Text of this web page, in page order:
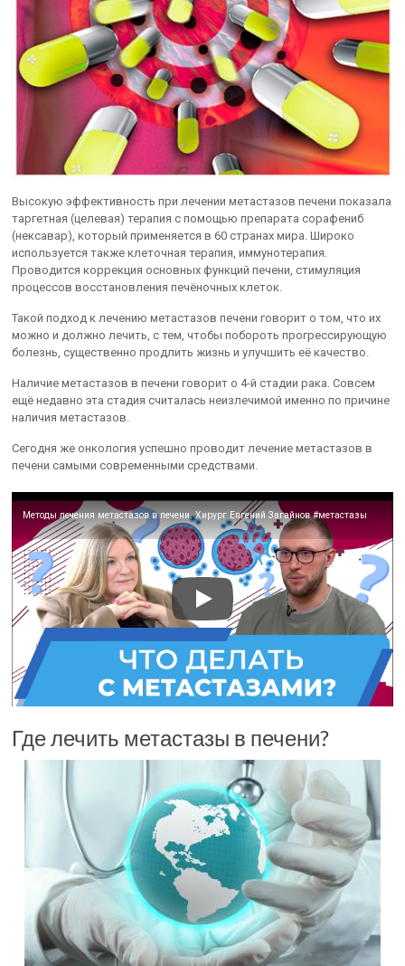
Высокую эффективность при лечении метастазов печени показала
таргетная (целевая) терапия с помощью препарата сорафениб
(нексавар), который применяется в 60 странах мира. Широко
используется также клеточная терапия, иммунотерапия.
Проводится коррекция основных функций печени, стимуляция
процессов восстановления печёночных клеток.
Такой подход к лечению метастазов печени говорит о том, что их
можно и должно лечить, с тем, чтобы побороть прогрессирующую
болезнь, существенно продлить жизнь и улучшить её качество.
Наличие метастазов в печени говорит о 4-й стадии рака. Совсем
ещё недавно эта стадия считалась неизлечимой именно по причине
наличия метастазов.
Сегодня же онкология успешно проводит лечение метастазов в
печени самыми современными средствами.
Методы лечения метастазов в печени. Хирург Евгений Загайнов #метастазы
Где лечить метастазы в печени?